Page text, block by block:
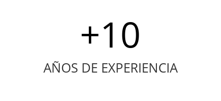
+10
AÑOS DE EXPERIENCIA